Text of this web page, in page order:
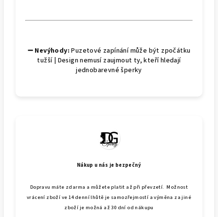
➖ Nevýhody:Puzetové zapínání může být zpočátku
tužší | Design nemusí zaujmout ty, kteří hledají
jednobarevné šperky
Nákup u nás je bezpečný
Dopravu máte zdarma a můžete platit až při převzetí. Možnost
vrácení zboží ve 14 denní lhůtě je samozřejmostí a výměna za jiné
zboží je možná až 30 dní od nákupu